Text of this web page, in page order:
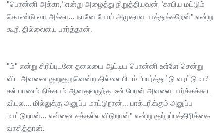
"பொன்னி அக்கா," என்று அழைத்து நிறுத்தியவன் "காபிய மட்டும்
கொண்டு வா அக்கா... நானே போய் அமுதாவ பாத்துக்கறேன்" என்று
கூறி தில்லையை பார்த்தான்.
"ம்" என்று சிரிப்புடனே தலையை ஆட்டிய பொன்னி உள்ளே சென்று
விட அவனை குறுகுறுவென்ற தில்லையிடம் "பார்த்துட்டு வரட்டுமா?
கல்யாணம் நிச்சயம் ஆனதுலருந்து உன் பேரன் அவளை பார்க்கக்கூட
விடல.… மில்லுக்கு அனுப்ப மாட்டுறான்... பாக்டரிக்கும் அனுப்ப
மாட்டுறான்... என்னை சுத்தல்ல விடுறான்" என்று குற்றப்பத்திரிக்கை
வாசித்தான்.